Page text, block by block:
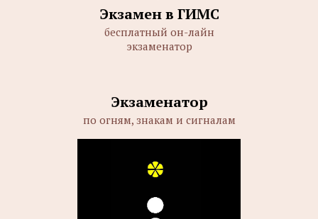
Экзамен в ГИМС
бесплатный он-лайн
экзаменатор
Экзаменатор
по огням, знакам и сигналам